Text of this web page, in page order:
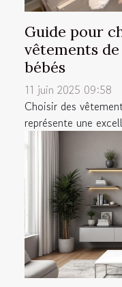
Guide pour
vêtements
bébés
11 juin 2025 09:58
Choisir des
représente une